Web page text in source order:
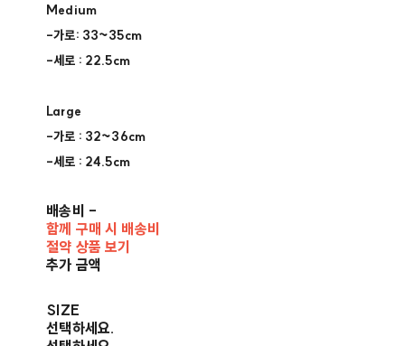
Medium
-가로: 33~35cm
-세로 : 22.5cm
Large
-가로 : 32~36cm
-세로 : 24.5cm
배송비 -
함께 구매 시 배송비
절약 상품 보기
추가 금액
SIZE
선택하세요.